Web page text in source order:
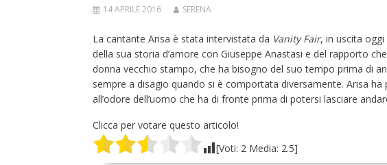
14 APRILE 2016 SERENA
La cantante Arisa è stata intervistata da Vanity Fair, in uscita
della sua storia d’amore con Giuseppe Anastasi e del rapporto
donna vecchio stampo, che ha bisogno del suo tempo prima di
sempre a disagio quando si è comportata diversamente. Arisa
all’odore dell’uomo che ha di fronte prima di potersi lasciare
Clicca per votare questo articolo!
[Voti: 2Media: 2.5]